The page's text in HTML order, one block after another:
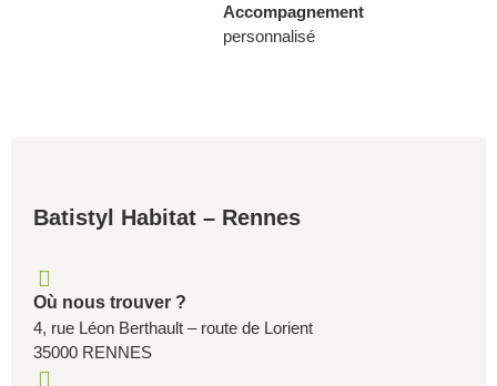
Accompagnement
personnalisé
Batistyl Habitat – Rennes
Où nous trouver ?
4, rue Léon Berthault – route de Lorient
35000 RENNES